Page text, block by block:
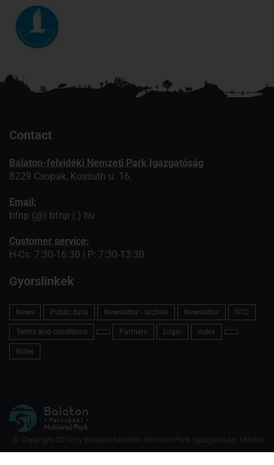
Contact
Balaton-felvidéki Nemzeti Park Igazgatóság
8229 Csopak, Kossuth u. 16.
Email:
bfnp (@) bfnp (.) hu
Customer service:
H-Cs: 7:30-16:30 | P: 7:30-13:30
Gyorslinkek
News Public data Newsletter - archive Newsletter GTC
Terms and conditions Partners Login Index
Index
© Copyright 2019 by Balaton-felvidéki Nemzeti Park Igazgatóság. Minden
jog fenntartva.